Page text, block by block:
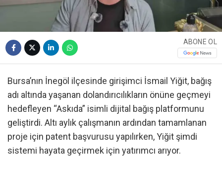
ABONE OL
Bursa’nın İnegöl ilçesinde girişimci İsmail Yiğit, bağış
adı altında yaşanan dolandırıcılıkların önüne geçmeyi
hedefleyen “Askıda” isimli dijital bağış platformunu
geliştirdi. Altı aylık çalışmanın ardından tamamlanan
proje için patent başvurusu yapılırken, Yiğit şimdi
sistemi hayata geçirmek için yatırımcı arıyor.